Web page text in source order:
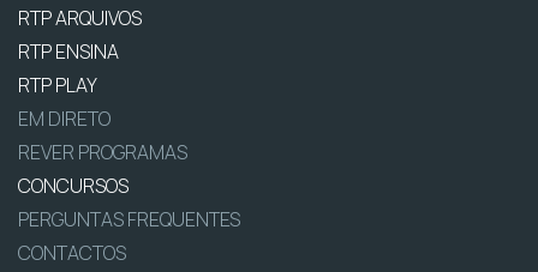
RTP ARQUIVOS
RTP ENSINA
RTP PLAY
EM DIRETO
REVER PROGRAMAS
CONCURSOS
PERGUNTAS FREQUENTES
CONTACTOS